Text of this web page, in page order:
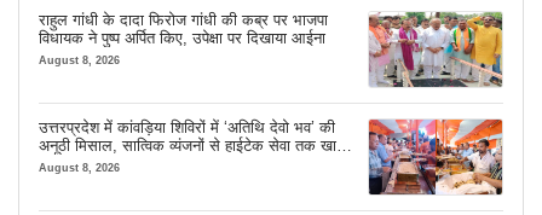
राहुल गांधी के दादा फिरोज गांधी की कब्र पर भाजपा
विधायक ने पुष्प अर्पित किए, उपेक्षा पर दिखाया आईना
August 8, 2026
उत्तरप्रदेश में कांवड़िया शिविरों में ‘अतिथि देवो भव’ की
अनूठी मिसाल, सात्विक व्यंजनों से हाईटेक सेवा तक खास
इंतजाम
August 8, 2026